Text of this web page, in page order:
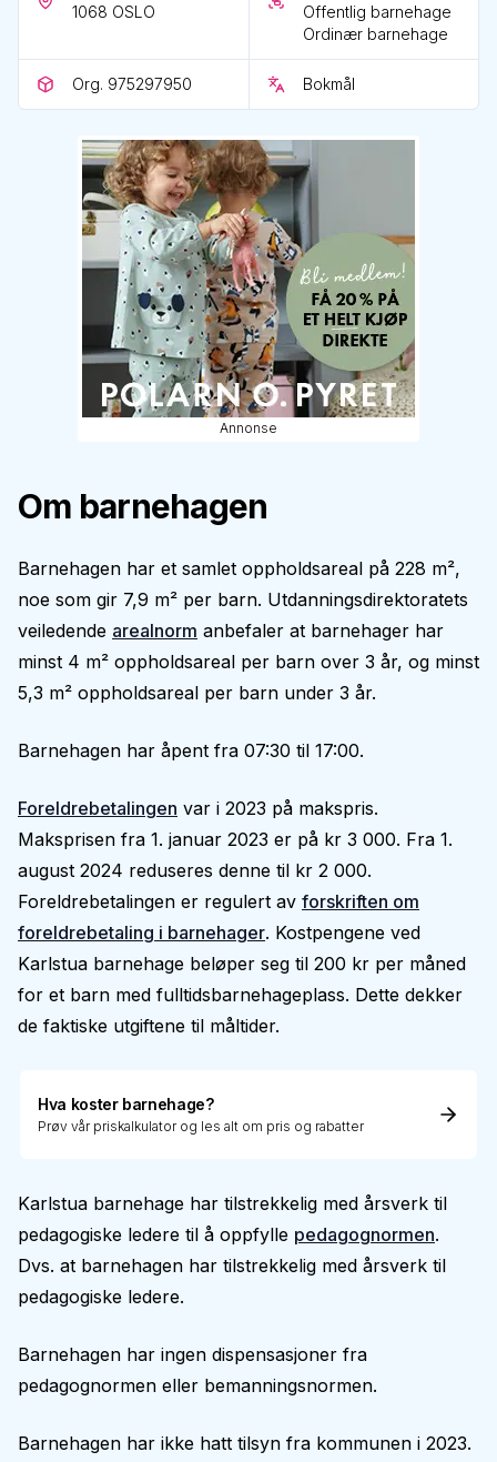
1068 OSLO
Offentlig barnehage
Ordinær barnehage
Org. 975297950 Bokmål
Annonse
Om barnehagen
Barnehagen har et samlet oppholdsareal på 228 m²,
noe som gir 7,9 m² per barn. Utdanningsdirektoratets
veiledende arealnorm anbefaler at barnehager har
minst 4 m² oppholdsareal per barn over 3 år, og minst
5,3 m² oppholdsareal per barn under 3 år.
Barnehagen har åpent fra 07:30 til 17:00.
Foreldrebetalingen var i 2023 på makspris.
Maksprisen fra 1. januar 2023 er på kr 3 000. Fra 1.
august 2024 reduseres denne til kr 2 000.
Foreldrebetalingen er regulert av forskriften om
foreldrebetaling i barnehager. Kostpengene ved
Karlstua barnehage beløper seg til 200 kr per måned
for et barn med fulltidsbarnehageplass. Dette dekker
de faktiske utgiftene til måltider.
Hva koster barnehage?
Prøv vår priskalkulator og les alt om pris og rabatter
Karlstua barnehage har tilstrekkelig med årsverk til
pedagogiske ledere til å oppfylle pedagognormen.
Dvs. at barnehagen har tilstrekkelig med årsverk til
pedagogiske ledere.
Barnehagen har ingen dispensasjoner fra
pedagognormen eller bemanningsnormen.
Barnehagen har ikke hatt tilsyn fra kommunen i 2023.